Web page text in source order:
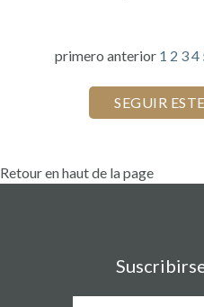
primero anterior 1 2 34
Retour en haut de la page